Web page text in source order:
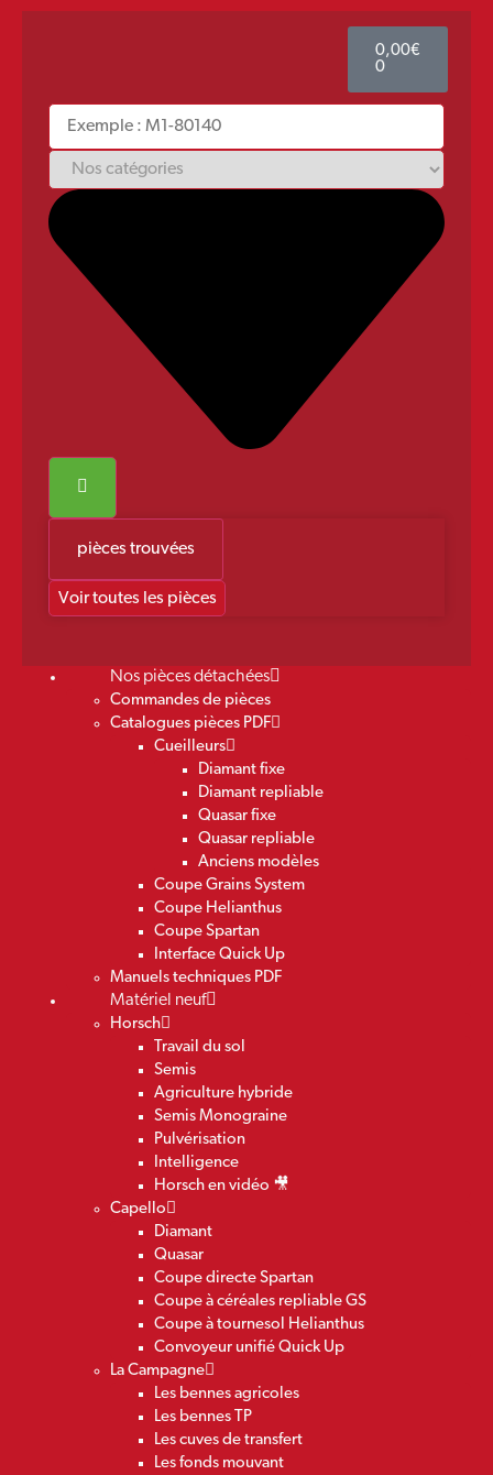
0,00€
0
pièces trouvées
Voir toutes les pièces
Nos pièces détachées
Commandes de pièces
Catalogues pièces PDF
Cueilleurs
Diamant fixe
Diamant repliable
Quasar fixe
Quasar repliable
Anciens modèles
Coupe Grains System
Coupe Helianthus
Coupe Spartan
Interface Quick Up
Manuels techniques PDF
Matériel neuf
Horsch
Travail du sol
Semis
Agriculture hybride
Semis Monograine
Pulvérisation
Intelligence
Horsch en vidéo 🎥
Capello
Diamant
Quasar
Coupe directe Spartan
Coupe à céréales repliable GS
Coupe à tournesol Helianthus
Convoyeur unifié Quick Up
La Campagne
Les bennes agricoles
Les bennes TP
Les cuves de transfert
Les fonds mouvant